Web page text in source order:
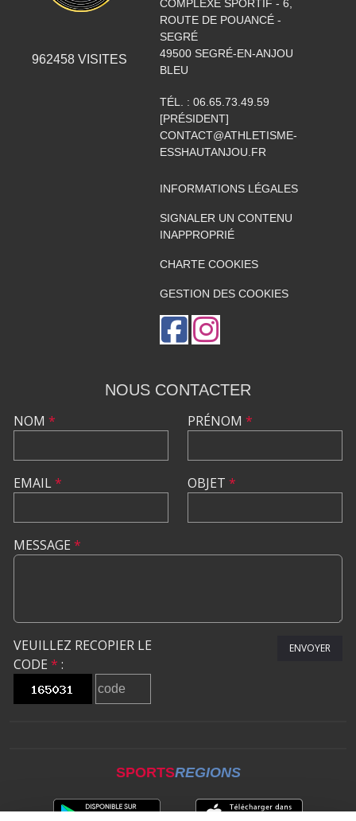
962458 VISITES
COMPLEXE SPORTIF - 6,
ROUTE DE POUANCÉ -
SEGRÉ
49500 SEGRÉ-EN-ANJOU
BLEU
TÉL. : 06.65.73.49.59
[PRÉSIDENT]
CONTACT@ATHLETISME-
ESSHAUTANJOU.FR
INFORMATIONS LÉGALES
SIGNALER UN CONTENU
INAPPROPRIÉ
CHARTE COOKIES
GESTION DES COOKIES
NOUS CONTACTER
NOM *
EMAIL*
PRÉNOM *
OBJET *
MESSAGE *
VEUILLEZ RECOPIER LE
CODE * :
ENVOYER
SPORTSREGIONS